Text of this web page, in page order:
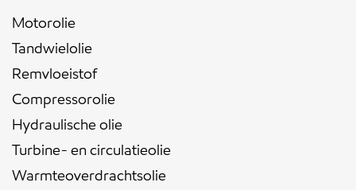
Motorolie
Tandwielolie
Remvloeistof
Compressorolie
Hydraulische olie
Turbine- en circulatieolie
Warmteoverdrachtsolie